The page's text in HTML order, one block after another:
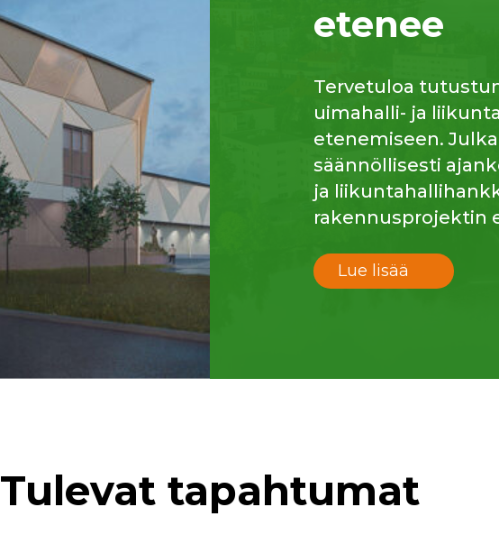
etenee
Tervetuloa
uimahalli- ja
etenemiseen.
säännöllisesti
ja
rakennusprojektin
Lue lisää
Tulevat tapahtumat